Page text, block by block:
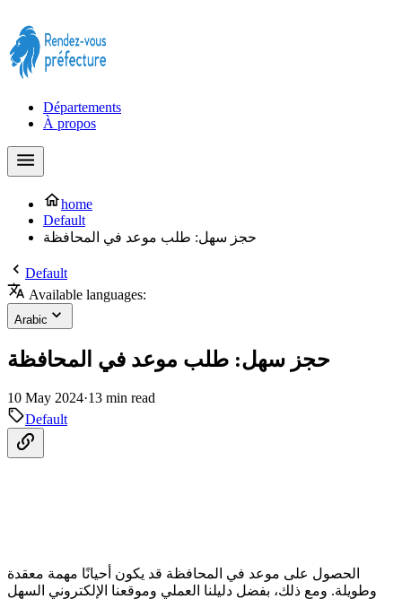
Départements
À propos
home
Default
حجز سهل: طلب موعد في المحافظة
Default
Available languages:
Arabic
حجز سهل: طلب موعد في المحافظة
10 May 2024·13 min read
Default
الحصول على موعد في المحافظة قد يكون أحيانًا مهمة معقدة
وطويلة. ومع ذلك، بفضل دليلنا العملي وموقعنا الإلكتروني السهل